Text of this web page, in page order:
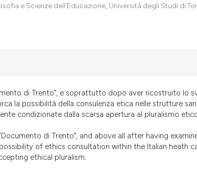
e Scienze dell'Educazione, Università degli Studi di
di Trento", e soprattutto dopo aver ricostruito lo
la possibilità della consulenza etica nelle strutture
condizionate dalla scarsa apertura al pluralismo
di Trento", and above all after having
of ethics consultation within the Italian heath
ethical pluralism.